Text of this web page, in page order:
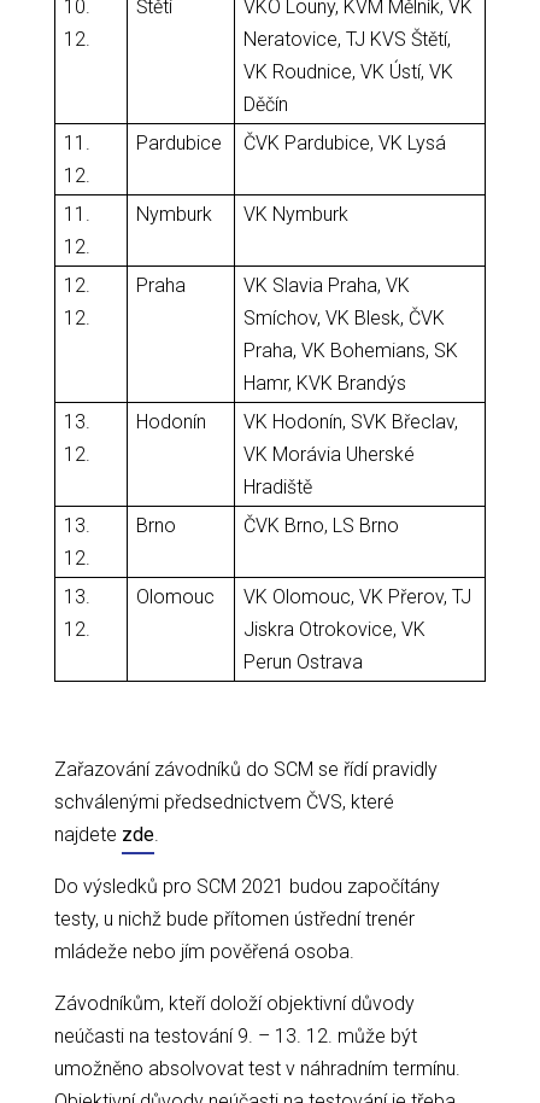
10.
12.
Štětí
VKO Louny, KVM Mělník, VK
Neratovice, TJ KVS Štětí,
VK Roudnice, VK Ústí, VK
Děčín
11.
12.
Pardubice ČVK Pardubice, VK Lysá
11.
12.
Nymburk VK Nymburk
12.
12.
Praha
VK Slavia Praha, VK
Smíchov, VK Blesk, ČVK
Praha, VK Bohemians, SK
Hamr, KVK Brandýs
13.
12.
Hodonín
VK Hodonín, SVK Břeclav,
VK Morávia Uherské
Hradiště
13.
12.
Brno ČVK Brno, LS Brno
13.
12.
Olomouc
VK Olomouc, VK Přerov, TJ
Jiskra Otrokovice, VK
Perun Ostrava
Zařazování závodníků do SCM se řídí pravidly
schválenými předsednictvem ČVS, které
najdete zde.
Do výsledků pro SCM 2021 budou započítány
testy, u nichž bude přítomen ústřední trenér
mládeže nebo jím pověřená osoba.
Závodníkům, kteří doloží objektivní důvody
neúčasti na testování 9. – 13. 12. může být
umožněno absolvovat test v náhradním termínu.